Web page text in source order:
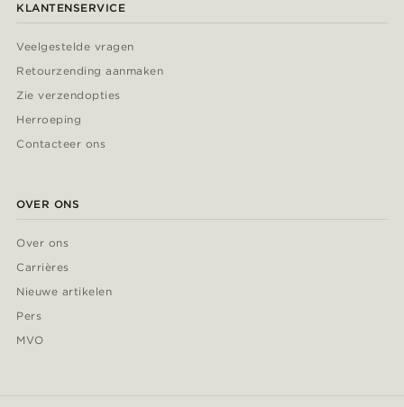
KLANTENSERVICE
Veelgestelde vragen
Retourzending aanmaken
Zie verzendopties
Herroeping
Contacteer ons
OVER ONS
Over ons
Carrières
Nieuwe artikelen
Pers
MVO